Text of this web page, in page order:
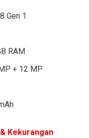
Gen 1
RAM
+ 12 MP
Kekurangan